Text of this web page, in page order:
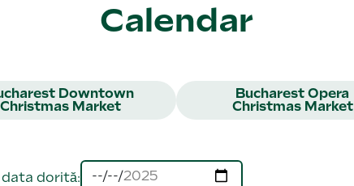
Calendar
Downtown
Christmas Market
Bucharest Opera
Christmas Market
dorită: